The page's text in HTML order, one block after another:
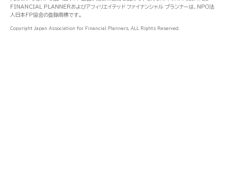
FINANCIAL PLANNERおよびアフィリエイテッド ファイナンシャル プランナーは、NPO法
人日本FP協会の登録商標です。
Copyright Japan Association for Financial Planners, ALL Rights Reserved.